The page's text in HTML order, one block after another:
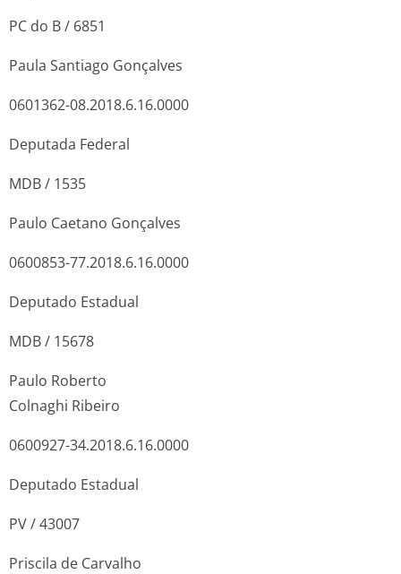
PC do B / 6851
Paula Santiago Gonçalves
0601362-08.2018.6.16.0000
Deputada Federal
MDB / 1535
Paulo Caetano Gonçalves
0600853-77.2018.6.16.0000
Deputado Estadual
MDB / 15678
Paulo Roberto
Colnaghi Ribeiro
0600927-34.2018.6.16.0000
Deputado Estadual
PV / 43007
Priscila de Carvalho